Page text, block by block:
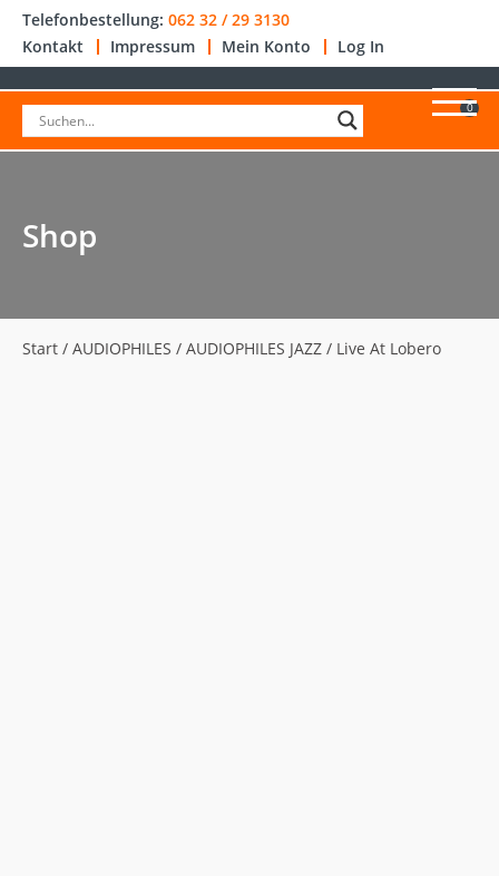
Telefonbestellung: 062 32 / 29 3130
Kontakt
Impressum Mein Konto Log In
0
Shop
Start / AUDIOPHILES / AUDIOPHILES JAZZ / Live At Lobero